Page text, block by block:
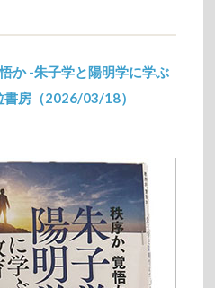
か -朱子学と陽明学に学ぶ
房（2026/03/18）